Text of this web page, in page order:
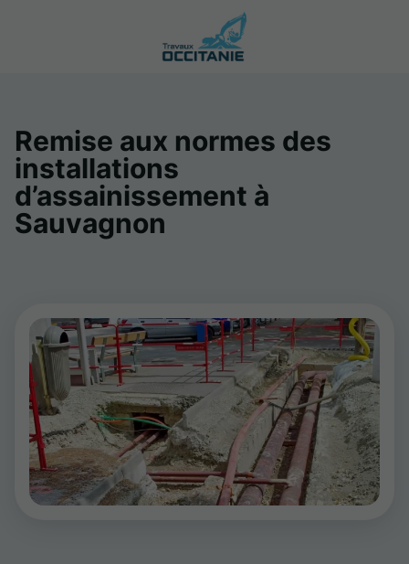
Remise aux normes des
installations
d’assainissement à
Sauvagnon